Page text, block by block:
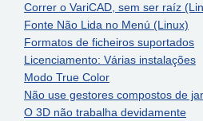
Correr o VariCAD, sem ser raíz
Fonte Não Lida no Menú (Linux)
Formatos de ficheiros suportados
Licenciamento: Várias instalações
Modo True Color
Não use gestores compostos de
O 3D não trabalha devidamente